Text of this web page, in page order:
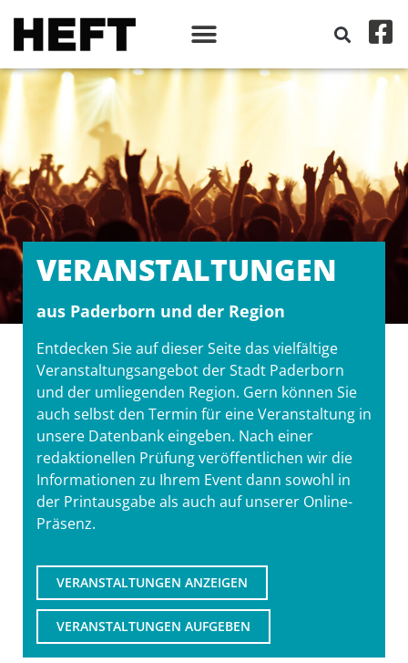
VERANSTALT­UNGEN
aus Paderborn und der Region
Entdecken Sie auf dieser Seite das vielfältige
Veranstaltungsangebot der Stadt Paderborn
und der umliegenden Region. Gern können Sie
auch selbst den Termin für eine Veranstaltung in
unsere Datenbank eingeben. Nach einer
redaktionellen Prüfung veröffentlichen wir die
Informationen zu Ihrem Event dann sowohl in
der Printausgabe als auch auf unserer Online-
Präsenz.
VERANSTALTUNGEN ANZEIGEN
VERANSTALTUNGEN AUFGEBEN